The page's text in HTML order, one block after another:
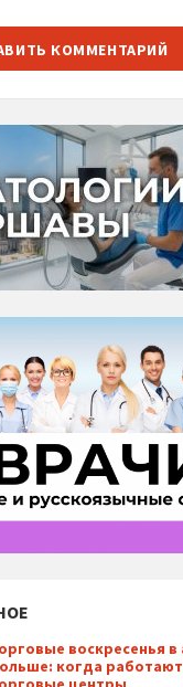
воскресенья в
когда